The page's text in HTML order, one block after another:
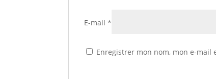
E-mail*
Enregistrer mon nom, mon e-